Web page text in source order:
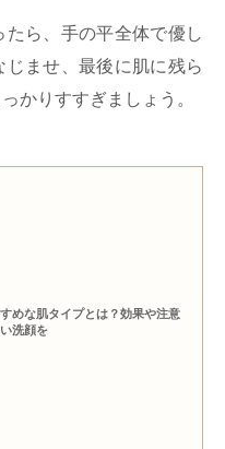
ら、手の平全体で優し
じませ、最後に肌に残ら
かりすすぎましょう。
めな肌タイプとは？効果や注意
洗顔を